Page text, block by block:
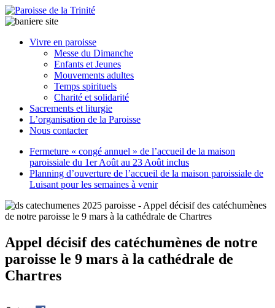
Vivre en paroisse
Messe du Dimanche
Enfants et Jeunes
Mouvements adultes
Temps spirituels
Charité et solidarité
Sacrements et liturgie
L’organisation de la Paroisse
Nous contacter
Fermeture « congé annuel » de l’accueil de la maison
paroissiale du 1er Août au 23 Août inclus
Planning d’ouverture de l’accueil de la maison paroissiale de
Luisant pour les semaines à venir
Appel décisif des catéchumènes de notre
paroisse le 9 mars à la cathédrale de
Chartres